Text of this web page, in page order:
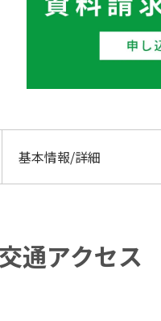
基本情報/詳細
通アクセス